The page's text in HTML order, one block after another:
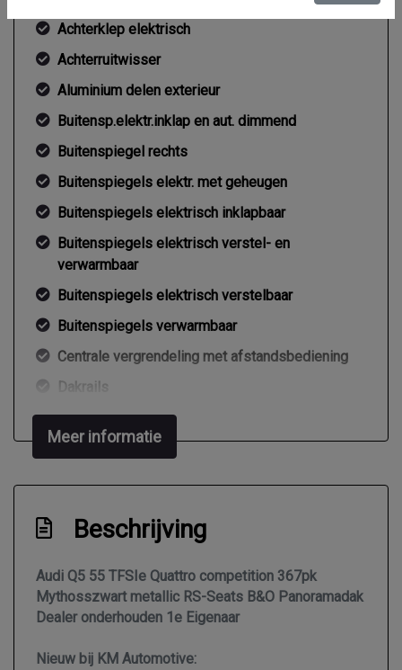
Achterklep elektrisch
Achterruitwisser
Aluminium delen exterieur
Buitensp.elektr.inklap en aut. dimmend
Buitenspiegel rechts
Buitenspiegels elektr. met geheugen
Buitenspiegels elektrisch inklapbaar
Buitenspiegels elektrisch verstel- en
verwarmbaar
Buitenspiegels elektrisch verstelbaar
Buitenspiegels verwarmbaar
Centrale vergrendeling met afstandsbediening
Dakrails
Dimlichten automatisch
Elektrisch bedienbare achterklep
Getint glas
Keyless entry
Kleur zwart
Led achterlichten
Meer informatie
Beschrijving
Audi Q5 55 TFSIe Quattro competition 367pk
Mythosszwart metallic RS-Seats B&O Panoramadak
Dealer onderhouden 1e Eigenaar
Nieuw bij KM Automotive: